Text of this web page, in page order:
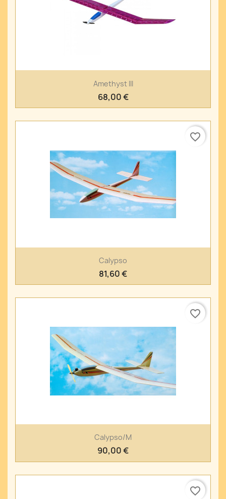
Amethyst III
68,00 €
Calypso
81,60 €
favorite_border
Calypso/M
90,00 €
favorite_border
favorite_border